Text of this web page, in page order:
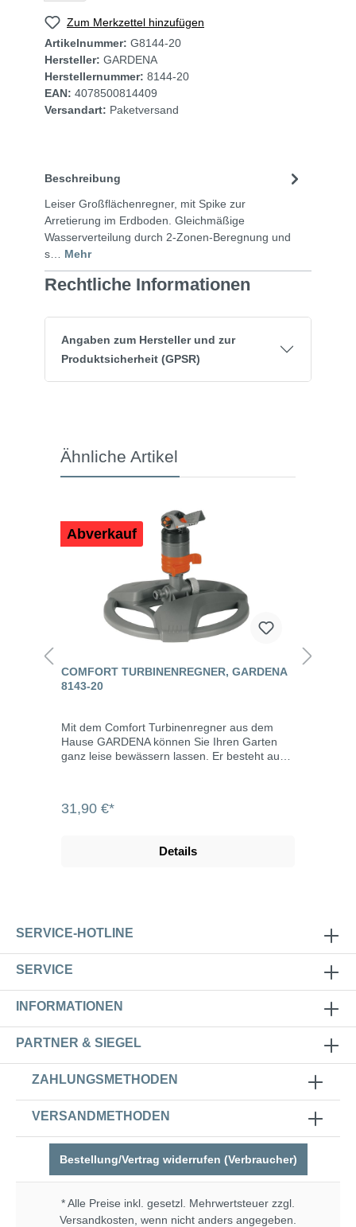
Zum Merkzettel hinzufügen
Artikelnummer: G8144-20
Hersteller: GARDENA
Herstellernummer: 8144-20
EAN: 4078500814409
Versandart: Paketversand
Beschreibung
Leiser Großflächenregner, mit Spike zur
Arretierung im Erdboden. Gleichmäßige
Wasserverteilung durch 2-Zonen-Beregnung und
s… Mehr
Rechtliche Informationen
Angaben zum Hersteller und zur
Produktsicherheit (GPSR)
Ähnliche Artikel
Abverkauf
COMFORT TURBINENREGNER, GARDENA
8143-20
Mit dem Comfort Turbinenregner aus dem
Hause GARDENA können Sie Ihren Garten
ganz leise bewässern lassen. Er besteht aus
Der Regner mit dem GARDENA
ihn sofort in Ihrem Garten zum Einsatz
beregnete Fläche 75 m² bis max. 450 m²
31,90 €*
Details
SERVICE-HOTLINE
SERVICE
INFORMATIONEN
PARTNER & SIEGEL
ZAHLUNGSMETHODEN
VERSANDMETHODEN
Bestellung/Vertrag widerrufen (Verbraucher)
* Alle Preise inkl. gesetzl. Mehrwertsteuer zzgl.
Versandkosten , wenn nicht anders angegeben.